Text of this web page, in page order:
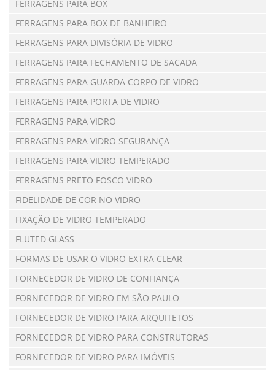
FERRAGENS PARA BOX
FERRAGENS PARA BOX DE BANHEIRO
FERRAGENS PARA DIVISÓRIA DE VIDRO
FERRAGENS PARA FECHAMENTO DE SACADA
FERRAGENS PARA GUARDA CORPO DE VIDRO
FERRAGENS PARA PORTA DE VIDRO
FERRAGENS PARA VIDRO
FERRAGENS PARA VIDRO SEGURANÇA
FERRAGENS PARA VIDRO TEMPERADO
FERRAGENS PRETO FOSCO VIDRO
FIDELIDADE DE COR NO VIDRO
FIXAÇÃO DE VIDRO TEMPERADO
FLUTED GLASS
FORMAS DE USAR O VIDRO EXTRA CLEAR
FORNECEDOR DE VIDRO DE CONFIANÇA
FORNECEDOR DE VIDRO EM SÃO PAULO
FORNECEDOR DE VIDRO PARA ARQUITETOS
FORNECEDOR DE VIDRO PARA CONSTRUTORAS
FORNECEDOR DE VIDRO PARA IMÓVEIS